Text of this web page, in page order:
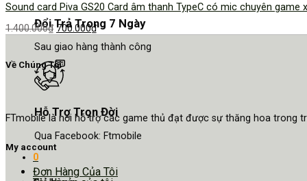
Đổi Trả Trong 7 Ngày
Sau giao hàng thành công
Hỗ Trợ Trọn Đời
Qua Facebook: Ftmobile
0
Sound card Piva GS20 Card âm thanh TypeC có mic chuyên
1.400.000₫ 700.000₫
Về Chúng Tôi
FTmobile là nơi hỗ trợ các game thủ đạt được sự thăng hoa trong
My account
Đơn Hàng Của Tôi